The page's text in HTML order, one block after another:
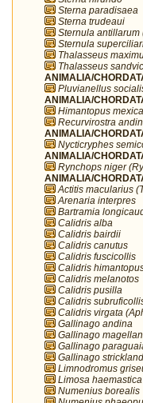
Sterna paradisaea
Sterna trudeaui
Sternula antillarum
Sternula
Thalasseus
Thalasseus
ANIMALIA/
Pluvianellus
ANIMALIA/
Himantopus
Recurvirostra
ANIMALIA/
Nycticryphes
ANIMALIA/
Rynchops niger
ANIMALIA/
Actitis macularius
Arenaria interpres
Bartramia
Calidris alba
Calidris bairdii
Calidris canutus
Calidris fuscicollis
Calidris
Calidris melanotos
Calidris pusilla
Calidris
Calidris virgata
Gallinago andina
Gallinago
Gallinago
Gallinago
Limnodromus
Limosa haemastica
Numenius borealis